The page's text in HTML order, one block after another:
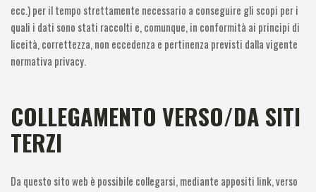
ecc.) per il tempo strettamente necessario a conseguire gli scopi per i
quali i dati sono stati raccolti e, comunque, in conformità ai principi di
liceità, correttezza, non eccedenza e pertinenza previsti dalla vigente
normativa privacy.
COLLEGAMENTO VERSO/DA SITI
TERZI
Da questo sito web è possibile collegarsi, mediante appositi link, verso